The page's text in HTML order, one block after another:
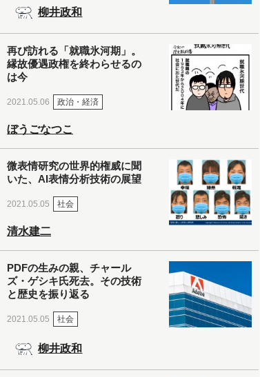
柳井政和
再び訪れる「就職氷河期」。
縁故優遇政権を終わらせるの
は今
2021.05.06 政治・経済
ぼうごなつこ
微表情研究の世界的権威に聞
いた、AI表情分析技術の展望
2021.05.05 社会
清水建二
PDFの生みの親、チャール
ズ・ゲシキ氏死去。その技術
と歴史を振り返る
2021.05.05 社会
柳井政和